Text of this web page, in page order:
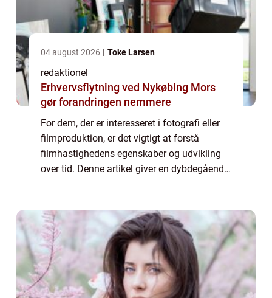
04 august 2026 Toke Larsen
redaktionel
Erhvervsflytning ved Nykøbing Mors
gør forandringen nemmere
For dem, der er interesseret i fotografi eller
filmproduktion, er det vigtigt at forstå
filmhastighedens egenskaber og udvikling
over tid. Denne artikel giver en dybdegående